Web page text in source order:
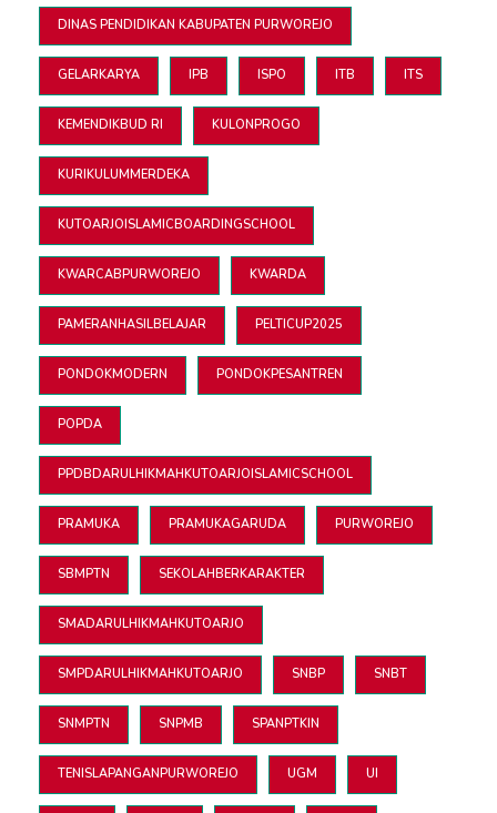
DINAS PENDIDIKAN KABUPATEN PURWOREJO
GELARKARYA IPB ISPO ITB ITS
KEMENDIKBUD RI KULONPROGO
KURIKULUMMERDEKA
KUTOARJOISLAMICBOARDINGSCHOOL
KWARCABPURWOREJO KWARDA
PAMERANHASILBELAJAR PELTICUP2025
PONDOKMODERN PONDOKPESANTREN
POPDA
PPDBDARULHIKMAHKUTOARJOISLAMICSCHOOL
PRAMUKA PRAMUKAGARUDA PURWOREJO
SBMPTN SEKOLAHBERKARAKTER
SMADARULHIKMAHKUTOARJO
SMPDARULHIKMAHKUTOARJO SNBP SNBT
SNMPTN SNPMB SPANPTKIN
TENISLAPANGANPURWOREJO UGM UI